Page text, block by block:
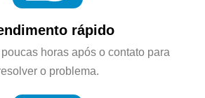
rápido
horas após o contato para
o problema.